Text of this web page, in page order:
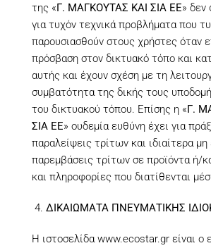
της «Γ. ΜΑΓΚΟΥΤΑΣ ΚΑΙ ΣΙΑ ΕΕ» δεν
για τυχόν τεχνικά προβλήματα που
παρουσιασθούν στους χρήστες όταν
πρόσβαση στον δικτυακό τόπο και
αυτής και έχουν σχέση με τη
συμβατότητα της δικής τους
του δικτυακού τόπου. Επίσης η «Γ.
ΣΙΑ ΕΕ» ουδεμία ευθύνη έχει για
παραλείψεις τρίτων και ιδιαίτερα
παρεμβάσεις τρίτων σε προϊόντα ή/
και πληροφορίες που διατίθενται
ΔΙΚΑΙΩΜΑΤΑ ΠΝΕΥΜΑΤΙΚΗΣ
Η ιστοσελίδαwww.ecostar.gr είναι ο